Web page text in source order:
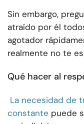
Sin embargo,
atraído por él
agotador
realmente no te
Qué hacer al
La necesidad de
constante puede